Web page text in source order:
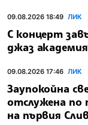
09.08.2026 18:49 ЛИК
С концерт
джаз
09.08.2026 17:46 ЛИК
Заупокойна
отслужена по
на първия